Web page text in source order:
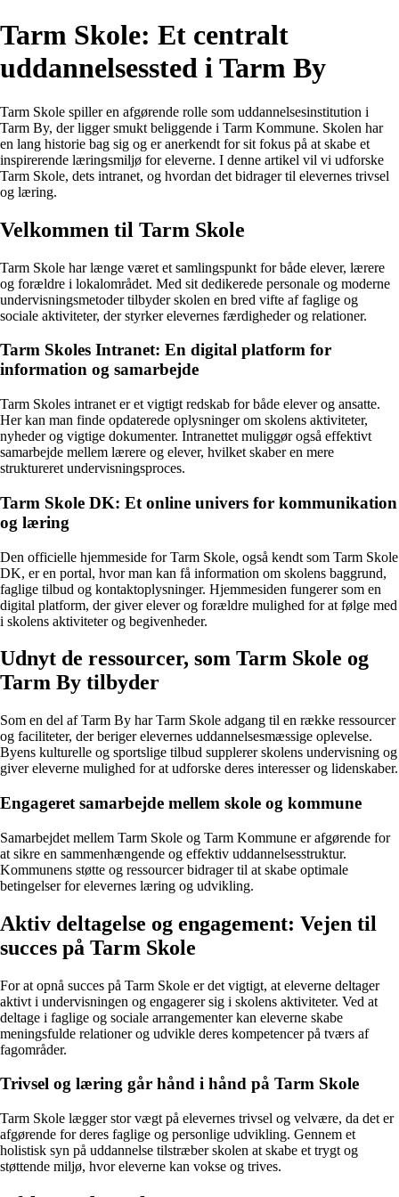
Tarm Skole: Et centralt
uddannelsessted i Tarm By
Tarm Skole spiller en afgørende rolle som uddannelsesinstitution i
Tarm By, der ligger smukt beliggende i Tarm Kommune. Skolen har
en lang historie bag sig og er anerkendt for sit fokus på at skabe et
inspirerende læringsmiljø for eleverne. I denne artikel vil vi udforske
Tarm Skole, dets intranet, og hvordan det bidrager til elevernes trivsel
og læring.
Velkommen til Tarm Skole
Tarm Skole har længe været et samlingspunkt for både elever, lærere
og forældre i lokalområdet. Med sit dedikerede personale og moderne
undervisningsmetoder tilbyder skolen en bred vifte af faglige og
sociale aktiviteter, der styrker elevernes færdigheder og relationer.
Tarm Skoles Intranet: En digital platform for
information og samarbejde
Tarm Skoles intranet er et vigtigt redskab for både elever og ansatte.
Her kan man finde opdaterede oplysninger om skolens aktiviteter,
nyheder og vigtige dokumenter. Intranettet muliggør også effektivt
samarbejde mellem lærere og elever, hvilket skaber en mere
struktureret undervisningsproces.
Tarm Skole DK: Et online univers for kommunikation
og læring
Den officielle hjemmeside for Tarm Skole, også kendt som Tarm Skole
DK, er en portal, hvor man kan få information om skolens baggrund,
faglige tilbud og kontaktoplysninger. Hjemmesiden fungerer som en
digital platform, der giver elever og forældre mulighed for at følge med
i skolens aktiviteter og begivenheder.
Udnyt de ressourcer, som Tarm Skole og
Tarm By tilbyder
Som en del af Tarm By har Tarm Skole adgang til en række ressourcer
og faciliteter, der beriger elevernes uddannelsesmæssige oplevelse.
Byens kulturelle og sportslige tilbud supplerer skolens undervisning og
giver eleverne mulighed for at udforske deres interesser og lidenskaber.
Engageret samarbejde mellem skole og kommune
Samarbejdet mellem Tarm Skole og Tarm Kommune er afgørende for
at sikre en sammenhængende og effektiv uddannelsesstruktur.
Kommunens støtte og ressourcer bidrager til at skabe optimale
betingelser for elevernes læring og udvikling.
Aktiv deltagelse og engagement: Vejen til
succes på Tarm Skole
For at opnå succes på Tarm Skole er det vigtigt, at eleverne deltager
aktivt i undervisningen og engagerer sig i skolens aktiviteter. Ved at
deltage i faglige og sociale arrangementer kan eleverne skabe
meningsfulde relationer og udvikle deres kompetencer på tværs af
fagområder.
Trivsel og læring går hånd i hånd på Tarm Skole
Tarm Skole lægger stor vægt på elevernes trivsel og velvære, da det er
afgørende for deres faglige og personlige udvikling. Gennem et
holistisk syn på uddannelse tilstræber skolen at skabe et trygt og
støttende miljø, hvor eleverne kan vokse og trives.